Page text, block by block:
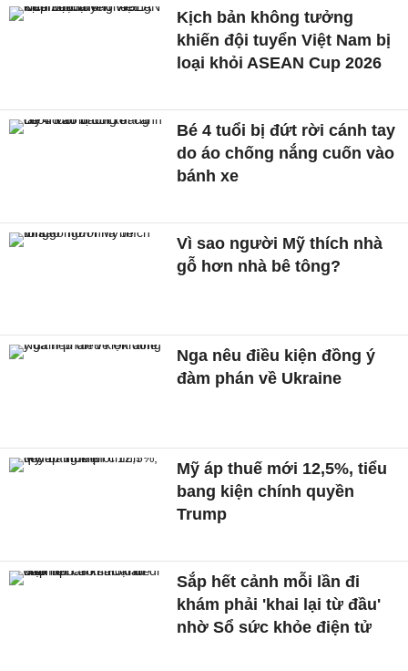
Kịch bản không tưởng
khiến đội tuyển Việt Nam bị
loại khỏi ASEAN Cup 2026
Bé 4 tuổi bị đứt rời cánh tay
do áo chống nắng cuốn vào
bánh xe
Vì sao người Mỹ thích nhà
gỗ hơn nhà bê tông?
Nga nêu điều kiện đồng ý
đàm phán về Ukraine
Mỹ áp thuế mới 12,5%, tiểu
bang kiện chính quyền
Trump
Sắp hết cảnh mỗi lần đi
khám phải 'khai lại từ đầu'
nhờ Sổ sức khỏe điện tử